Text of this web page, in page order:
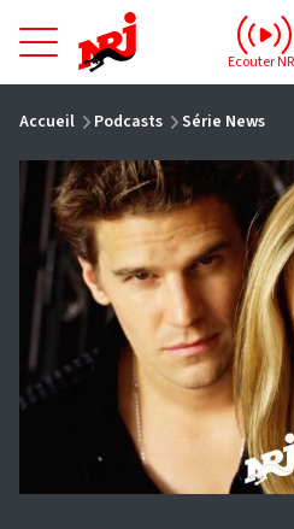
NRJ - Accueil
Ecouter
Accueil Podcasts Série News